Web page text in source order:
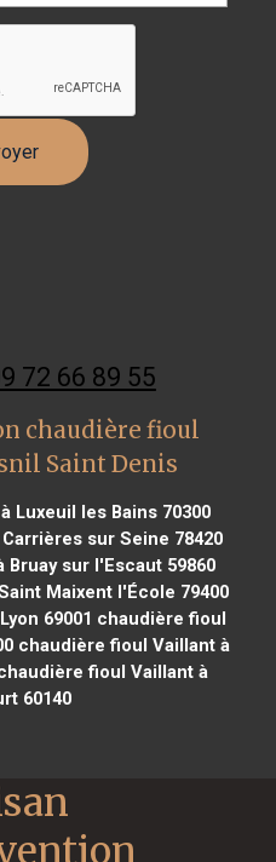
72 66 89 55
chaudière fioul
Saint Denis
Luxeuil les Bains 70300
sur Seine 78420
sur l'Escaut 59860
Maixent l'École 79400
69001 chaudière fioul
chaudière fioul Vaillant à
fioul Vaillant à
60140